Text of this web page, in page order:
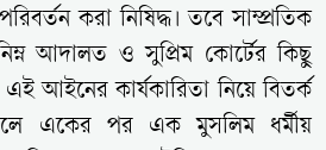
করা নিষিদ্ধ। তবে সাম্প্রতিক
আদালত ও সুপ্রিম কোর্টের কিছু
এই আইনের কার্যকারিতা নিয়ে বিতর্ক
একের পর এক মুসলিম ধর্মীয়